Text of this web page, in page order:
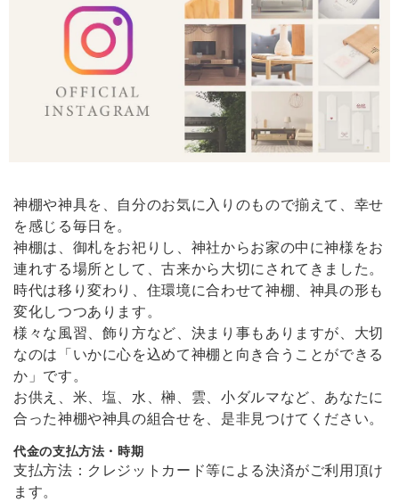
《 雲のパワースポットセット 》幸運･厄除けの白
2026/02/09
我が家の神棚にいます。見守っていてくれそうな神様です。買ってよか
【 限定 福袋 】純金 & 純銀 塗り！縁起物 金銀ダルマペア［ 専用ステージ付 ］
どうしても欲しくて買いました。とても高級感があっていいです。買っ
てよかったです。
かみさまの雲 《 幸運･厄除けの白 》
溶けない盛り塩［ スタンダード ］ 2個セット 【 S 】
2026/01/11
神棚や神具を、自分のお気に入りのもので揃えて、幸せ
を感じる毎日を。
神棚は、御札をお祀りし、神社からお家の中に神様をお
連れする場所として、古来から大切にされてきました。
時代は移り変わり、住環境に合わせて神棚、神具の形も
変化しつつあります。
様々な風習、飾り方など、決まり事もありますが、大切
なのは「いかに心を込めて神棚と向き合うことができる
か」です。
お供え、米、塩、水、榊、雲、小ダルマなど、あなたに
合った神棚や神具の組合せを、是非見つけてください。
代金の支払方法・時期
支払方法：クレジットカード等による決済がご利用頂け
ます。